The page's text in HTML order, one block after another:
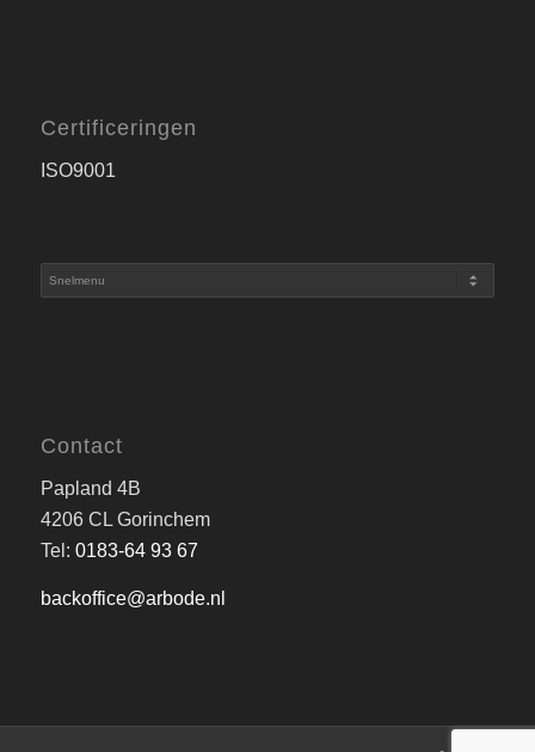
Certificeringen
ISO9001
Contact
Papland 4B
4206 CL Gorinchem
Tel: 0183-64 93 67
backoffice@arbode.nl